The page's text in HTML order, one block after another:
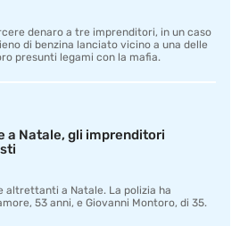
denaro a tre imprenditori, in un caso
di benzina lanciato vicino a una delle
presunti legami con la mafia.
a Natale, gli imprenditori
altrettanti a Natale. La polizia ha
53 anni, e Giovanni Montoro, di 35.